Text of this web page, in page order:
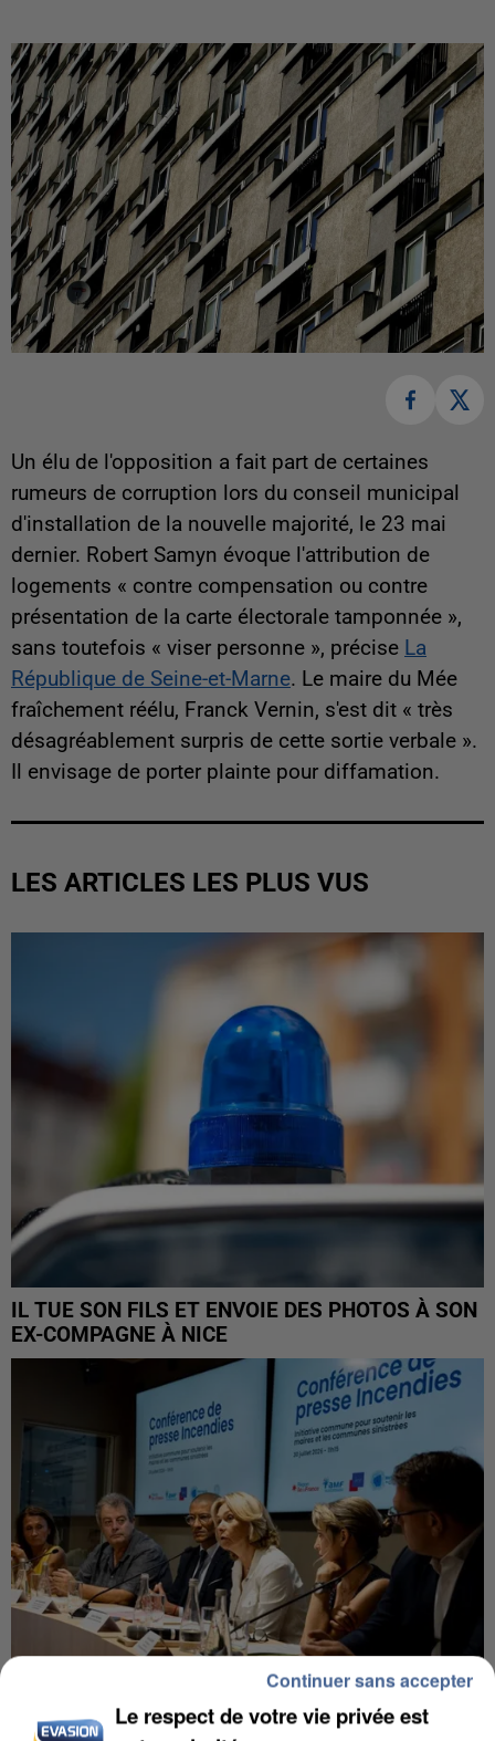
Un élu de l'opposition a fait part de certaines
rumeurs de corruption lors du conseil municipal
d'installation de la nouvelle majorité, le 23 mai
dernier. Robert Samyn évoque l'attribution de
logements « contre compensation ou contre
présentation de la carte électorale tamponnée »,
sans toutefois « viser personne », précise La
République de Seine-et-Marne. Le maire du Mée
fraîchement réélu, Franck Vernin, s'est dit « très
désagréablement surpris de cette sortie verbale ».
Il envisage de porter plainte pour diffamation.
LES ARTICLES LES PLUS VUS
IL TUE SON FILS ET ENVOIE DES PHOTOS À SON
EX-COMPAGNE À NICE
Le respect de votre vie privée est
Continuer sans accepter